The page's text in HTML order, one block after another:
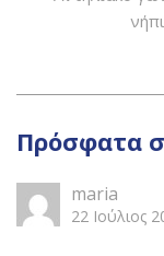
Πρόσφατα
maria
22 Ιούλιος